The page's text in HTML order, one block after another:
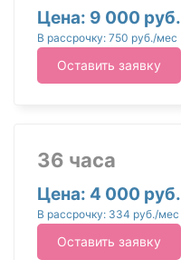
Цена: 9 000 руб.
В рассрочку: 750 руб./мес
Оставить заявку
36 часа
Цена: 4 000 руб.
В рассрочку: 334 руб./мес
Оставить заявку